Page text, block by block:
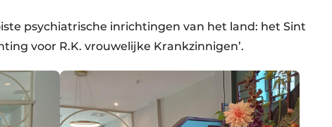
psychiatrische inrichtingen van het land: het Sint
voor R.K. vrouwelijke Krankzinnigen’.